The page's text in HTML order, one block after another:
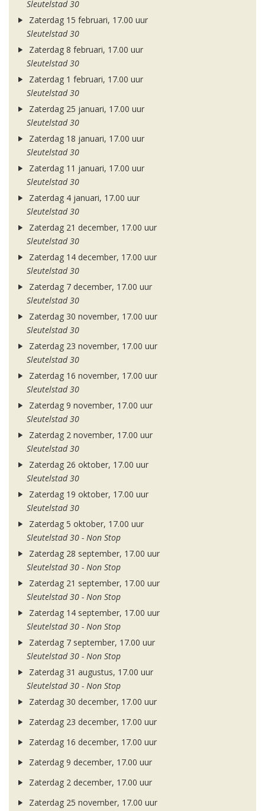
Sleutelstad 30
Zaterdag 15 februari, 17.00 uur
Sleutelstad 30
Zaterdag 8 februari, 17.00 uur
Sleutelstad 30
Zaterdag 1 februari, 17.00 uur
Sleutelstad 30
Zaterdag 25 januari, 17.00 uur
Sleutelstad 30
Zaterdag 18 januari, 17.00 uur
Sleutelstad 30
Zaterdag 11 januari, 17.00 uur
Sleutelstad 30
Zaterdag 4 januari, 17.00 uur
Sleutelstad 30
Zaterdag 21 december, 17.00 uur
Sleutelstad 30
Zaterdag 14 december, 17.00 uur
Sleutelstad 30
Zaterdag 7 december, 17.00 uur
Sleutelstad 30
Zaterdag 30 november, 17.00 uur
Sleutelstad 30
Zaterdag 23 november, 17.00 uur
Sleutelstad 30
Zaterdag 16 november, 17.00 uur
Sleutelstad 30
Zaterdag 9 november, 17.00 uur
Sleutelstad 30
Zaterdag 2 november, 17.00 uur
Sleutelstad 30
Zaterdag 26 oktober, 17.00 uur
Sleutelstad 30
Zaterdag 19 oktober, 17.00 uur
Sleutelstad 30
Zaterdag 5 oktober, 17.00 uur
Sleutelstad 30 - Non Stop
Zaterdag 28 september, 17.00 uur
Sleutelstad 30 - Non Stop
Zaterdag 21 september, 17.00 uur
Sleutelstad 30 - Non Stop
Zaterdag 14 september, 17.00 uur
Sleutelstad 30 - Non Stop
Zaterdag 7 september, 17.00 uur
Sleutelstad 30 - Non Stop
Zaterdag 31 augustus, 17.00 uur
Sleutelstad 30 - Non Stop
Zaterdag 30 december, 17.00 uur
Zaterdag 23 december, 17.00 uur
Zaterdag 16 december, 17.00 uur
Zaterdag 9 december, 17.00 uur
Zaterdag 2 december, 17.00 uur
Zaterdag 25 november, 17.00 uur